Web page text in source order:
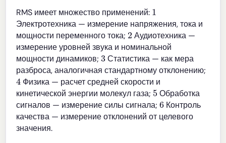
RMS имеет множество применений: 1
Электротехника — измерение напряжения, тока и
мощности переменного тока; 2 Аудиотехника —
измерение уровней звука и номинальной
мощности динамиков;3Статистика — как мера
разброса, аналогичная стандартному отклонению;
4Физика — расчет средней скорости и
кинетической энергии молекул газа; 5Обработка
сигналов — измерение силы сигнала;6Контроль
качества — измерение отклонений от целевого
значения.